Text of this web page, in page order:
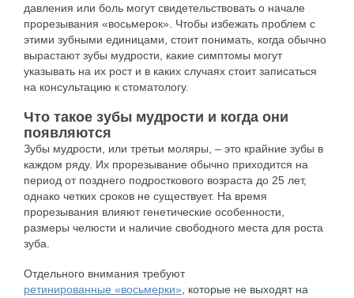
давления или боль могут свидетельствовать о начале
прорезывания «восьмерок». Чтобы избежать проблем с
этими зубными единицами, стоит понимать, когда обычно
вырастают зубы мудрости, какие симптомы могут
указывать на их рост и в каких случаях стоит записаться
на консультацию к стоматологу.
Что такое зубы мудрости и когда они
появляются
Зубы мудрости, или третьи моляры, – это крайние зубы в
каждом ряду. Их прорезывание обычно приходится на
период от позднего подросткового возраста до 25 лет,
однако четких сроков не существует. На время
прорезывания влияют генетические особенности,
размеры челюсти и наличие свободного места для роста
зуба.
Отдельного внимания требуют
ретинированные «восьмерки», которые не выходят на